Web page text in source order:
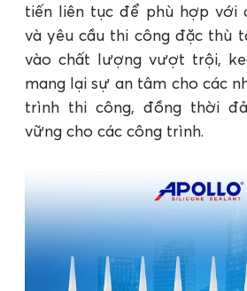
tiến liên tục để phù hợp với
và yêu cầu thi công đặc thù
vào chất lượng vượt trội,
mang lại sự an tâm cho các
trình thi công, đồng thời
vững cho các công trình.